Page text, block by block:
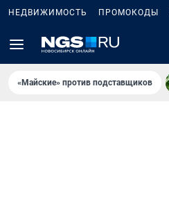
НЕДВИЖИМОСТЬ ПРОМОКОДЫ
«Майские» против подставщиков